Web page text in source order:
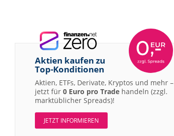
Aktien kaufen zu
Top-Konditionen
Aktien, ETFs, Derivate, Kryptos und mehr –
jetzt für 0 Euro pro Trade handeln (zzgl.
marktüblicher Spreads)!
JETZT INFORMIEREN